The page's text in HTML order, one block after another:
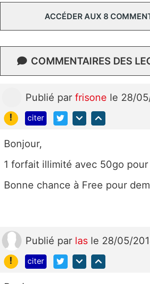
ACCÉDER AUX 8
COMMENTAIRES DES
Publié par frisone le 28/
!
citer
Bonjour,
1 forfait illimité avec 50go pour
Bonne chance à Free pour
Publié par las le 28/05/
!
citer